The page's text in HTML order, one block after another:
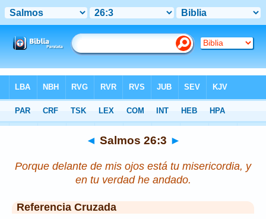
>Salmos Capítulo 26 > Verso 3
◄ Salmos 26:3 ►
Porque delante de mis ojos está tu misericordia, y
en tu verdad he andado.
Referencia Cruzada